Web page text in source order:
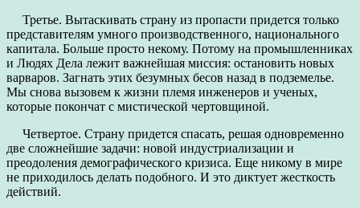
Третье. Вытаскивать страну из пропасти придется только
представителям умного производственного, национального
капитала. Больше просто некому. Потому на промышленниках
и Людях Дела лежит важнейшая миссия: остановить новых
варваров. Загнать этих безумных бесов назад в подземелье.
Мы снова вызовем к жизни племя инженеров и ученых,
которые покончат с мистической чертовщиной.
Четвертое. Страну придется спасать, решая одновременно
две сложнейшие задачи: новой индустриализации и
преодоления демографического кризиса. Еще никому в мире
не приходилось делать подобного. И это диктует жесткость
действий.